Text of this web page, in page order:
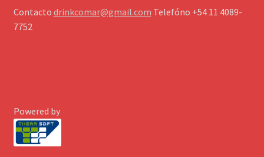
Contacto drinkcomar@gmail.com Telefóno +54 11 4089-
7752
Powered by